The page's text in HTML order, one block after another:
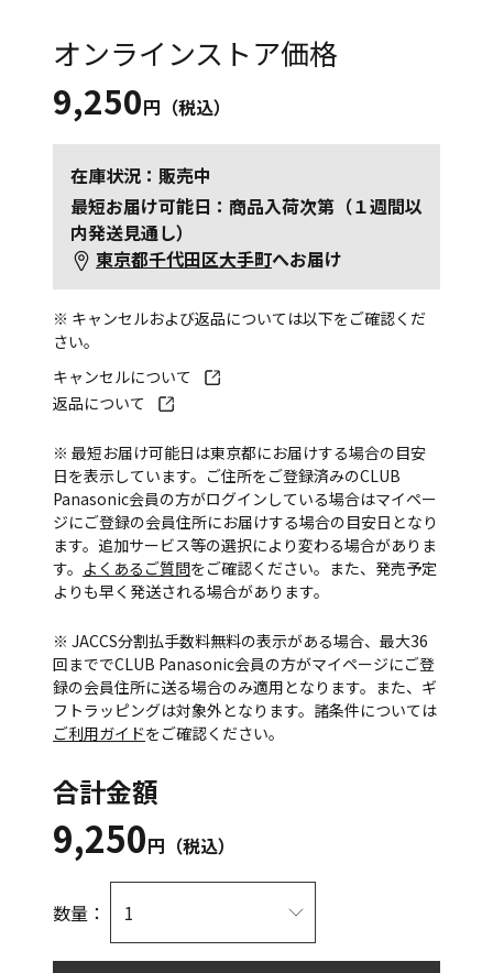
オンラインストア価格
9,250円（税込）
在庫状況：販売中
最短お届け可能日：商品入荷次第（１週間以
内発送見通し）
東京都千代田区大手町へお届け
※ キャンセルおよび返品については以下をご確認くだ
さい。
キャンセルについて
返品について
※ 最短お届け可能日は東京都にお届けする場合の目安
日を表示しています。ご住所をご登録済みのCLUB
Panasonic会員の方がログインしている場合はマイペー
ジにご登録の会員住所にお届けする場合の目安日となり
ます。追加サービス等の選択により変わる場合がありま
す。 よくあるご質問をご確認ください。また、発売予定
よりも早く発送される場合があります。
※ JACCS分割払手数料無料の表示がある場合、最大36
回まででCLUB Panasonic会員の方がマイページにご登
録の会員住所に送る場合のみ適用となります。また、ギ
フトラッピングは対象外となります。諸条件については
ご利用ガイドをご確認ください。
合計金額
9,250円（税込）
数量：